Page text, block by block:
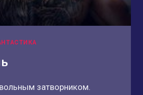
затворником.